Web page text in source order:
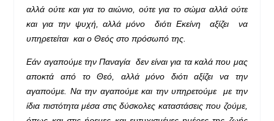
αλλά ούτε και για το αιώνιο, ούτε για το σώμα αλλά ούτε
και για την ψυχή, αλλά μόνο διότι Εκείνη αξίζει να
υπηρετείται και ο Θεός στο πρόσωπό της.
Εάν αγαπούμε την Παναγία δεν είναι για τα καλά που μας
αποκτά από το Θεό, αλλά μόνο διότι αξίζει να την
αγαπούμε. Να την αγαπούμε και την υπηρετούμε με την
ίδια πιστότητα μέσα στις δύσκολες καταστάσεις που ζούμε,